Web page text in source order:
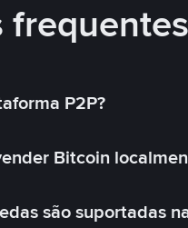
frequentes
P2P?
Bitcoin
são suportadas